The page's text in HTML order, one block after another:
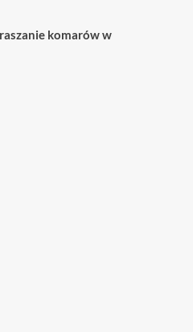
komarów w